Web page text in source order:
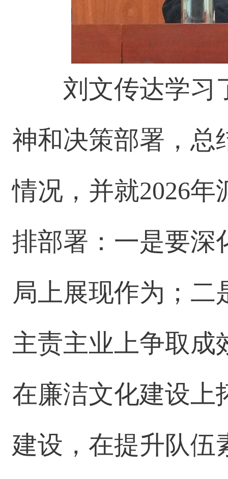
刘文传达学习
神和决策部署，总
情况，并就2026
排部署：一是要深
局上展现作为；二
主责主业上争取成
在廉洁文化建设上
建设，在提升队伍